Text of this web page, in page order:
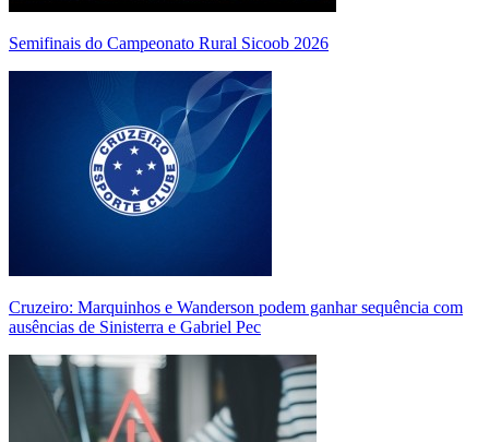
Semifinais do Campeonato Rural Sicoob 2026
Cruzeiro: Marquinhos e Wanderson podem ganhar sequência com
ausências de Sinisterra e Gabriel Pec